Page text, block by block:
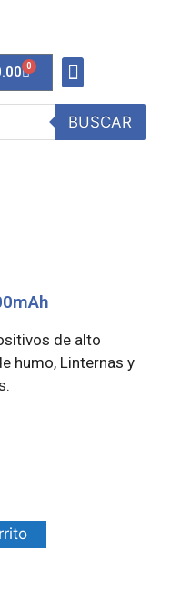
0
BUSCAR
de alto
humo, Linternas y